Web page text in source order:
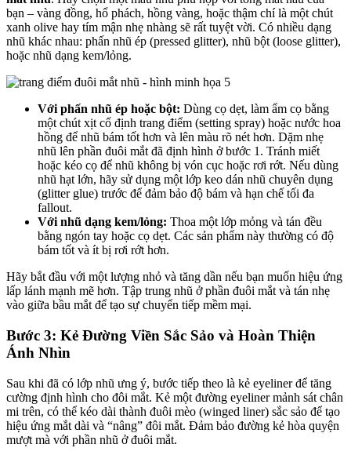
bạn – vàng đồng, hổ phách, hồng vàng, hoặc thậm chí là một chút
xanh olive hay tím mận nhẹ nhàng sẽ rất tuyệt vời. Có nhiều dạng
nhũ khác nhau: phấn nhũ ép (pressed glitter), nhũ bột (loose glitter),
hoặc nhũ dạng kem/lỏng.
Với phấn nhũ ép hoặc bột: Dùng cọ dẹt, làm ẩm cọ bằng
một chút xịt cố định trang điểm (setting spray) hoặc nước hoa
hồng để nhũ bám tốt hơn và lên màu rõ nét hơn. Dặm nhẹ
nhũ lên phần đuôi mắt đã định hình ở bước 1. Tránh miết
hoặc kéo cọ để nhũ không bị vón cục hoặc rơi rớt. Nếu dùng
nhũ hạt lớn, hãy sử dụng một lớp keo dán nhũ chuyên dụng
(glitter glue) trước để đảm bảo độ bám và hạn chế tối đa
fallout.
Với nhũ dạng kem/lỏng: Thoa một lớp mỏng và tán đều
bằng ngón tay hoặc cọ dẹt. Các sản phẩm này thường có độ
bám tốt và ít bị rơi rớt hơn.
Hãy bắt đầu với một lượng nhỏ và tăng dần nếu bạn muốn hiệu ứng
lấp lánh mạnh mẽ hơn. Tập trung nhũ ở phần đuôi mắt và tán nhẹ
vào giữa bầu mắt để tạo sự chuyển tiếp mềm mại.
Bước 3: Kẻ Đường Viền Sắc Sảo và Hoàn Thiện
Ánh Nhìn
Sau khi đã có lớp nhũ ưng ý, bước tiếp theo là kẻ eyeliner để tăng
cường định hình cho đôi mắt. Kẻ một đường eyeliner mảnh sát chân
mi trên, có thể kéo dài thành đuôi mèo (winged liner) sắc sảo để tạo
hiệu ứng mắt dài và “nâng” đôi mắt. Đảm bảo đường kẻ hòa quyện
mượt mà với phần nhũ ở đuôi mắt.